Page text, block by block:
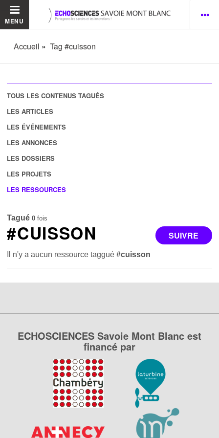
MENU
Accueil Tag #cuisson
TOUS LES CONTENUS TAGUÉS
LES ARTICLES
LES ÉVÉNEMENTS
LES ANNONCES
LES DOSSIERS
LES PROJETS
LES RESSOURCES
Tagué 0 fois
SUIVRE
#CUISSON
Il n'y a aucun ressource taggué#cuisson
ECHOSCIENCES Savoie Mont Blanc est
financé par